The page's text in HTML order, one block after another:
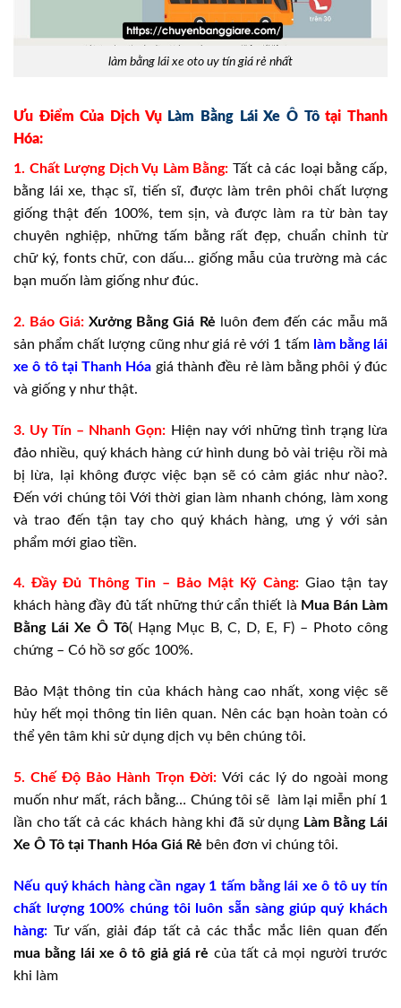
làm bằng lái xe oto uy tín giá rẻ nhất
Ưu Điểm Của Dịch Vụ Làm Bằng Lái Xe Ô Tôtại Thanh
Hóa:
1. Chất Lượng Dịch Vụ Làm Bằng:Tất cả các loại bằng cấp,
bằng lái xe, thạc sĩ, tiến sĩ, được làm trên phôi chất lượng
giống thật đến 100%, tem sịn, và được làm ra từ bàn tay
chuyên nghiệp, những tấm bằng rất đẹp, chuẩn chỉnh từ
chữ ký, fonts chữ, con dấu… giống mẫu của trường mà các
bạn muốn làm giống như đúc.
2. Báo Giá: Xưởng Bằng Giá Rẻ luôn đem đến các mẫu mã
sản phẩm chất lượng cũng như giá rẻ với 1 tấm làm bằng lái
xe ô tô tại Thanh Hóa giá thành đều rẻ làm bằng phôi ý đúc
và giống y như thật.
3. Uy Tín – Nhanh Gọn: Hiện nay với những tình trạng lừa
đảo nhiều, quý khách hàng cứ hình dung bỏ vài triệu rồi mà
bị lừa, lại không được việc bạn sẽ có cảm giác như nào?.
Đến với chúng tôi Với thời gian làm nhanh chóng, làm xong
và trao đến tận tay cho quý khách hàng, ưng ý với sản
phẩm mới giao tiền.
4. Đầy Đủ Thông Tin – Bảo Mật Kỹ Càng: Giao tận tay
khách hàng đầy đủ tất những thứ cẩn thiết là Mua Bán Làm
Bằng Lái Xe Ô Tô( Hạng Mục B, C, D, E, F) – Photo công
chứng – Có hồ sơ gốc 100%.
Bảo Mật thông tin của khách hàng cao nhất, xong việc sẽ
hủy hết mọi thông tin liên quan. Nên các bạn hoàn toàn có
thể yên tâm khi sử dụng dịch vụ bên chúng tôi.
5. Chế Độ Bảo Hành Trọn Đời: Với các lý do ngoài mong
muốn như mất, rách bằng… Chúng tôi sẽ làm lại miễn phí 1
lần cho tất cả các khách hàng khi đã sử dụng Làm Bằng Lái
Xe Ô Tô tại Thanh Hóa Giá Rẻ bên đơn vi chúng tôi.
Nếu quý khách hàng cần ngay 1 tấm bằng lái xe ô tô uy tín
chất lượng 100% chúng tôi luôn sẵn sàng giúp quý khách
hàng: Tư vấn, giải đáp tất cả các thắc mắc liên quan đến
mua bằng lái xe ô tô giả giá rẻ của tất cả mọi người trước
khi làm